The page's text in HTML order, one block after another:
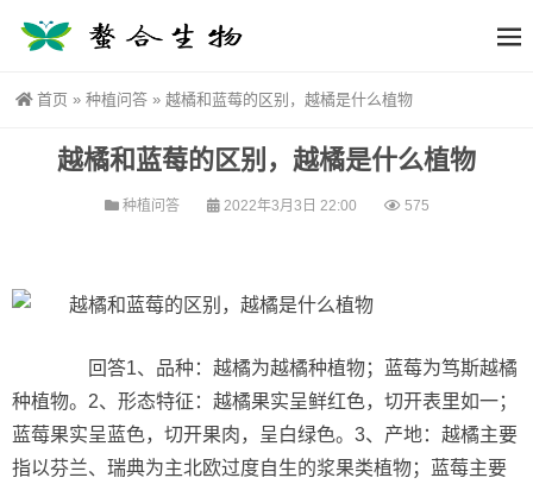
首页 » 种植问答 » 越橘和蓝莓的区别，越橘是什么植物
越橘和蓝莓的区别，越橘是什么植物
种植问答 2022年3月3日 22:00 575
回答1、品种：越橘为越橘种植物；蓝莓为笃斯越橘
种植物。2、形态特征：越橘果实呈鲜红色，切开表里如一；
蓝莓果实呈蓝色，切开果肉，呈白绿色。3、产地：越橘主要
指以芬兰、瑞典为主北欧过度自生的浆果类植物；蓝莓主要